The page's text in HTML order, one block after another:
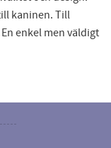
kaninen. Till
enkel men väldigt